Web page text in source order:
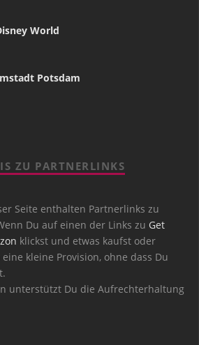
World
Potsdam
ZU PARTNERLINKS
Seite enthalten Partnerlinks zu
Du auf einen der Links zu Get
klickst und etwas kaufst oder
kleine Provision, ohne dass Du
unterstützt Du die Aufrechterhaltung